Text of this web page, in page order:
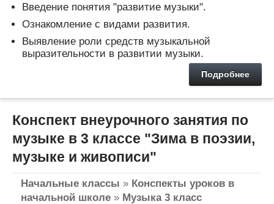
Введение понятия "развитие музыки".
Ознакомление с видами развития.
Выявление роли средств музыкальной
выразительности в развитии музыки.
Подробнее
Конспект внеурочного занятия по
музыке в 3 классе "Зима в поэзии,
музыке и живописи"
Начальные классы » Конспекты уроков в
начальной школе » Музыка 3 класс